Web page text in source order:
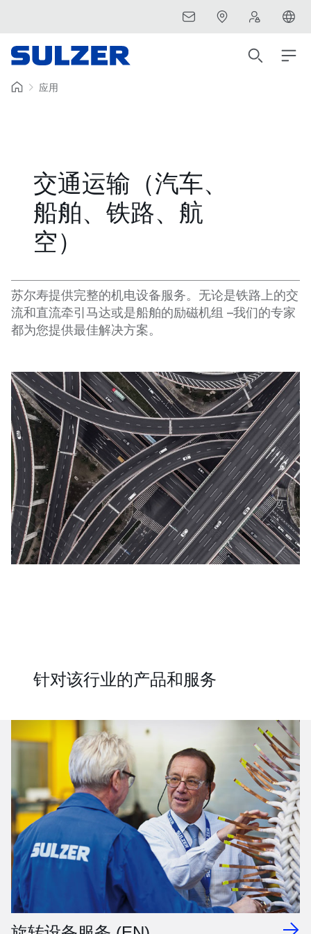
应用
交通运输（汽车、
船舶、铁路、航
空）
苏尔寿提供完整的机电设备服务。无论是铁路上的交
流和直流牵引马达或是船舶的励磁机组 –我们的专家
都为您提供最佳解决方案。
针对该行业的产品和服务